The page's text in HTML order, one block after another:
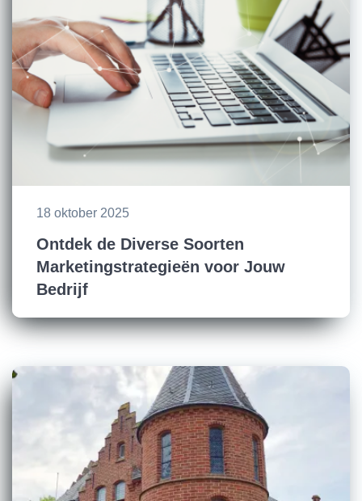
18 oktober 2025
Ontdek de Diverse Soorten
Marketingstrategieën voor Jouw
Bedrijf